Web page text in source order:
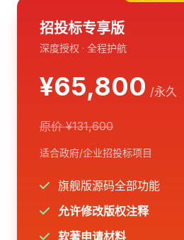
招投标专享版
深度授权 · 全程护航
¥65,800 /永久
原价 ¥131,600
适合政府/企业招投标项目
旗舰版源码全部功能
允许修改版权注释
软著申请材料